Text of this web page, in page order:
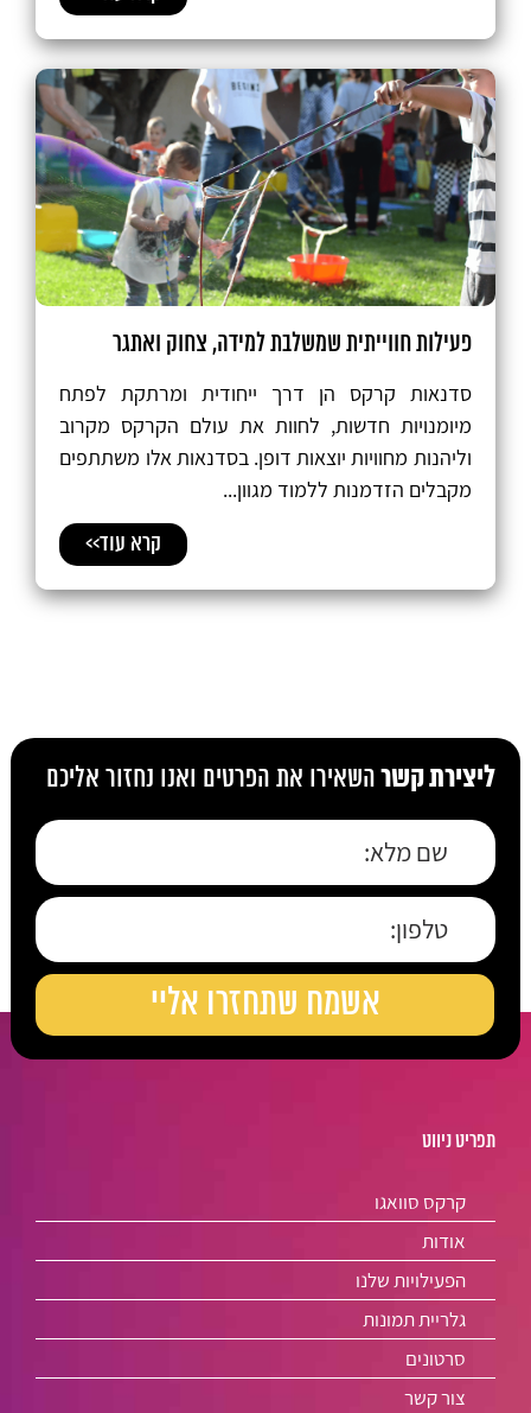
פעילות חווייתית שמשלבת למידה, צחוק ואתגר
סדנאות קרקס הן דרך ייחודית ומרתקת לפתח
מיומנויות חדשות, לחוות את עולם הקרקס מקרוב
וליהנות מחוויות יוצאות דופן. בסדנאות אלו משתתפים
מקבלים הזדמנות ללמוד מגוון...
קרא עוד>>
ליצירת קשרהשאירו את הפרטים ואנו נחזור אליכם
תפריט ניווט
קרקס סוואגו
אודות
הפעילויות שלנו
גלריית תמונות
סרטונים
צור קשר